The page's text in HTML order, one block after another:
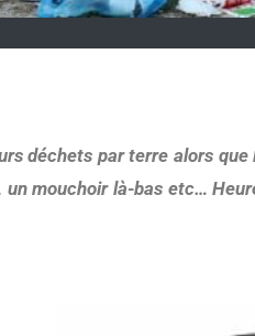
mouchoir là-bas etc…